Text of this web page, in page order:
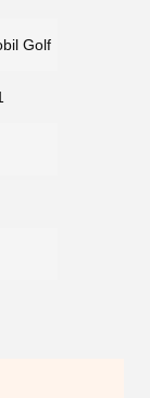
Golf